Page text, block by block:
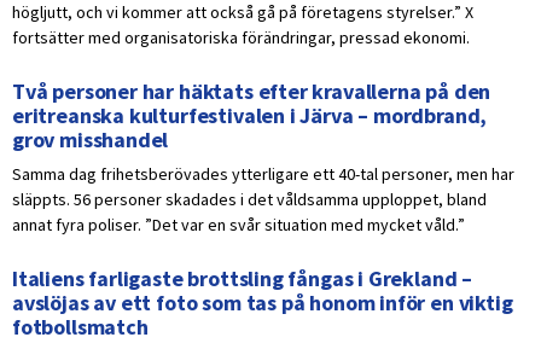
högljutt, och vi kommer att också gå på företagens styrelser.” X
fortsätter med organisatoriska förändringar, pressad ekonomi.
Två personer har häktats efter kravallerna på den
eritreanska kulturfestivalen i Järva – mordbrand,
grov misshandel
Samma dag frihetsberövades ytterligare ett 40-tal personer, men har
släppts. 56 personer skadades i det våldsamma upploppet, bland
annat fyra poliser. ”Det var en svår situation med mycket våld.”
Italiens farligaste brottsling fångas i Grekland –
avslöjas av ett foto som tas på honom inför en viktig
fotbollsmatch